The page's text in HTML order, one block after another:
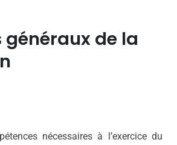
de la
nécessaires à l’exercice du